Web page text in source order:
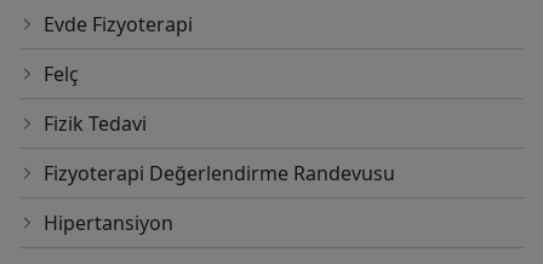
Evde Fizyoterapi
Felç
Fizik Tedavi
Fizyoterapi Değerlendirme Randevusu
Hipertansiyon